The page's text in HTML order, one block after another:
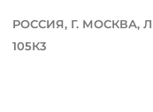
РОССИЯ, Г. МОСКВА,
105К3